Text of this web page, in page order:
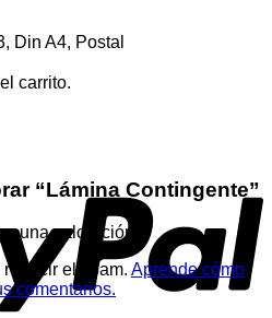
carrito.
Din A4, Postal
“Lámina Contingente”
una valoración.
el spam. Aprende cómo
comentarios.